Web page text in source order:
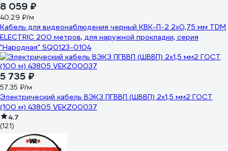
8 059 ₽
40.29 ₽/м
Кабель для видеонаблюдения черный КВК-П-2 2х0,75 мм TDM
ELECTRIC 200 метров, для наружной прокладки, серия
"Народная" SQ0123-0104
5 735 ₽
57.35 ₽/м
Электрический кабель ВЭКЗ ПГВВП (ШВВП) 2x1,5 мм2 ГОСТ
(100 м) 43805 VEKZ00037
4.7
(121)